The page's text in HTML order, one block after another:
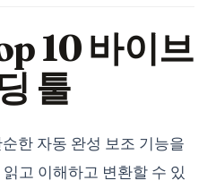
Need to Know About GPT-4 is
Tool That Actually Works
Framework with ChatGPT
데이터 요약·재구성하기 (가이
조건별로 데이터 선택하기
in a DataFrame Column
Querying DataFrames Using
Pattern Matching Explained
Processing Guide for
10 바이브
툴
한 자동 완성 보조 기능을
고 이해하고 변환할 수 있